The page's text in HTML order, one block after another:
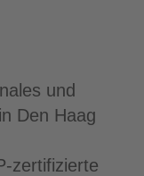
und
Den Haag
zertifizierte